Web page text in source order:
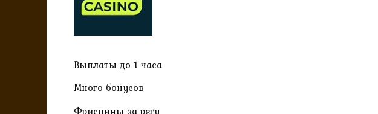
Выплаты до 1 часа
Много бонусов
Фриспины за регу